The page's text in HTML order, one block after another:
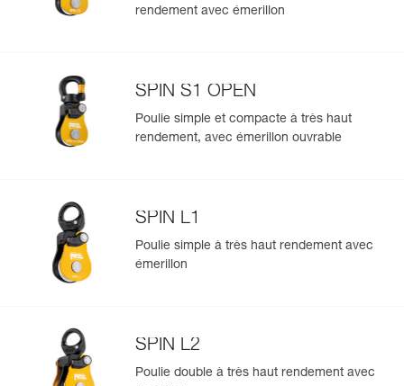
rendement avec émerillon
SPIN S1 OPEN
Poulie simple et compacte à très haut
rendement, avec émerillon ouvrable
SPIN L1
Poulie simple à très haut rendement avec
émerillon
SPIN L2
Poulie double à très haut rendement avec